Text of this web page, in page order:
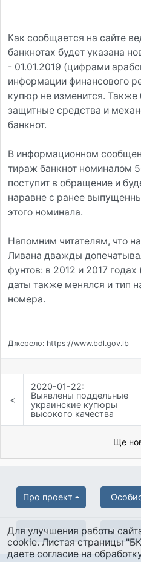
Как сообщается на сайте
банкнотах будет указана
- 01.01.2019 (цифрами
информации финансового
купюр не изменится. Также
защитные средства и
банкнот.
В информационном
тираж банкнот номиналом
поступит в обращение и
наравне с ранее
этого номинала.
Напомним читателям, что
Ливана дважды
фунтов: в 2012 и 2017
даты также менялся и тип
номера.
Джерело: https://www.bdl.gov.lb
<
2020-01-22:
Выявлены поддельные
украинские купюры
высокого качества
Ще
Про проект
Партнерам
Для улучшения работы
cookie. Листая страницы
даете согласие на